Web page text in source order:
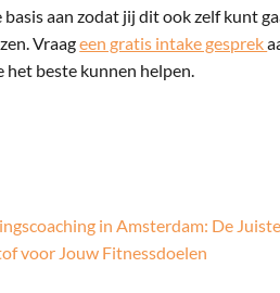
aan zodat jij dit ook zelf kunt
Vraageen gratis intake gesprek
het beste kunnen helpen.